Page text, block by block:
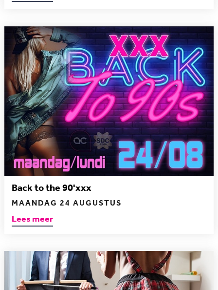
Back to the 90'xxx
MAANDAG 24 AUGUSTUS
Lees meer